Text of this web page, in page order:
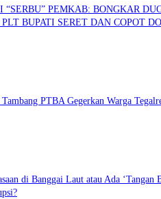
“SERBU” PEMKAB: BONGKAR
BUPATI SERET DAN COPOT
PTBA Gegerkan Warga
di Banggai Laut atau Ada ‘Tangan